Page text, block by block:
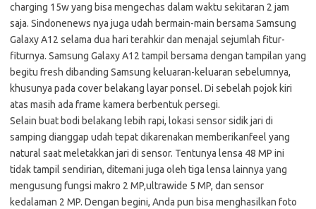
charging 15w yang bisa mengechas dalam waktu sekitaran 2 jam
saja. Sindonenews nya juga udah bermain-main bersama Samsung
Galaxy A12 selama dua hari terahkir dan menajal sejumlah fitur-
fiturnya. Samsung Galaxy A12 tampil bersama dengan tampilan yang
begitu fresh dibanding Samsung keluaran-keluaran sebelumnya,
khusunya pada cover belakang layar ponsel. Di sebelah pojok kiri
atas masih ada frame kamera berbentuk persegi.
Selain buat bodi belakang lebih rapi, lokasi sensor sidik jari di
samping dianggap udah tepat dikarenakan memberikanfeel yang
natural saat meletakkan jari di sensor. Tentunya lensa 48 MP ini
tidak tampil sendirian, ditemani juga oleh tiga lensa lainnya yang
mengusung fungsi makro 2 MP,ultrawide 5 MP, dan sensor
kedalaman 2 MP. Dengan begini, Anda pun bisa menghasilkan foto